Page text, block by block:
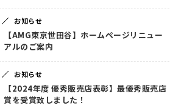
お知らせ
【AMG東京世田谷】ホームページリニュー
アルのご案内
お知らせ
【2024年度 優秀販売店表彰】最優秀販売店
賞を受賞致しました！